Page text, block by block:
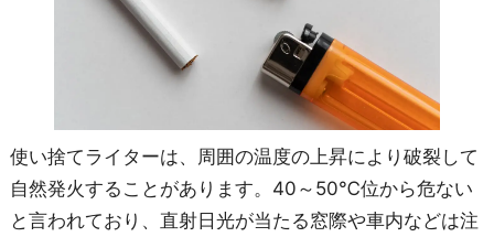
使い捨てライターは、周囲の温度の上昇により破裂して
自然発火することがあります。40～50℃位から危ない
と言われており、直射日光が当たる窓際や車内などは注